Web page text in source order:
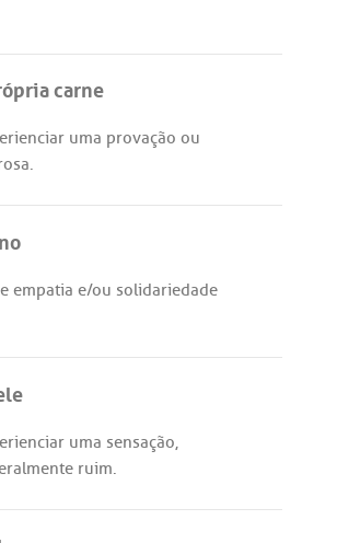
carne
uma provação ou
.
empatia e/ou solidariedade
uma sensação,
ruim.